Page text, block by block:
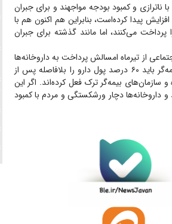
ناترازی و کمبود بودجه مواجهند و برای جبران
پیدا کرده‌است، بنابراین هم اکنون هم با
می‌کنند، اما مانند گذشته برای جبران
از تیرماه امسالش پرداخت به داروخانه‌ها
نداشته‌است. در حالی که طبق ماده ۳۸ قانون الحاقی، سازمان‌های بیمه‌گر باید ۶۰ درصد پول دارو را بلافاصله پس از
و سازمان‌های بیمه‌گر ترک فعل کرده‌اند. اگر این
داروخانه‌ها دچار ورشکستگی و مردم با کمبود